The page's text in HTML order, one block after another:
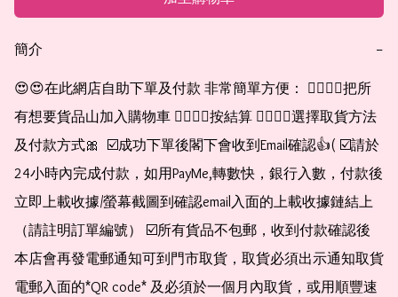
簡介 −
😍😍在此網店自助下單及付款 非常簡單方便： 👉🏻👉🏻把所
有想要貨品山加入購物車 👉🏻👉🏻按結算 👉🏻👉🏻選擇取貨方法
及付款方式🎀  ☑️成功下單後閣下會收到Email確認👍( ☑️請於
24小時內完成付款，如用PayMe,轉數快，銀行入數，付款後
立即上載收據/螢幕截圖到確認email入面的上載收據鏈結上
（請註明訂單編號） ☑️所有貨品不包郵，收到付款確認後
本店會再發電郵通知可到門市取貨，取貨必須出示通知取貨
電郵入面的*QR code* 及必須於一個月內取貨，或用順豐速